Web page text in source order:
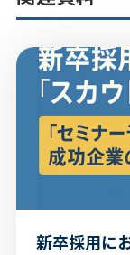
新卒採用に